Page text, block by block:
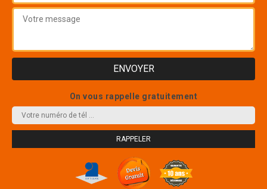
On vous rappelle gratuitement